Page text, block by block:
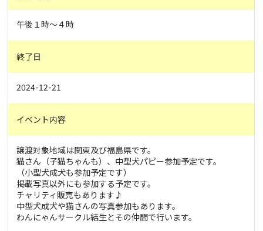
午後１時〜４時
終了日
2024-12-21
イベント内容
譲渡対象地域は関東及び福島県です。
猫さん（子猫ちゃんも）、中型犬パピー参加予定です。
（小型犬成犬も参加予定です）
掲載写真以外にも参加する予定です。
チャリティ販売もあります♪
中型犬成犬や猫さんの写真参加もあります。
わんにゃんサークル結生とその仲間で行います。